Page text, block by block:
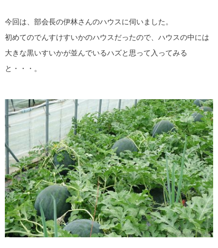
今回は、部会長の伊林さんのハウスに伺いました。
初めてのでんすけすいかのハウスだったので、ハウスの中には
大きな黒いすいかが並んでいるハズと思って入ってみる
と・・・。